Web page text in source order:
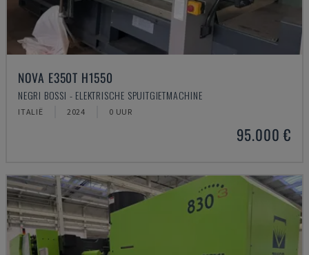
NOVA E350T H1550
NEGRI BOSSI - ELEKTRISCHE SPUITGIETMACHINE
ITALIË 2024 0 UUR
95.000 €